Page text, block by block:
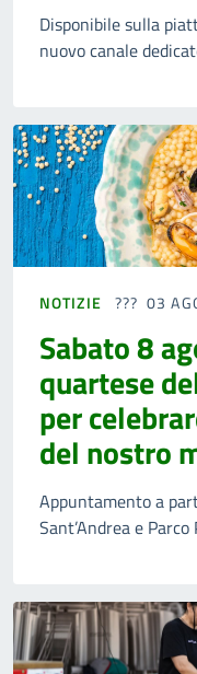
Disponibile sulla
nuovo canale
NOTIZIE 03
Sabato 8
quartese
per
del nostro
Appuntamento a
Sant’Andrea e Parco